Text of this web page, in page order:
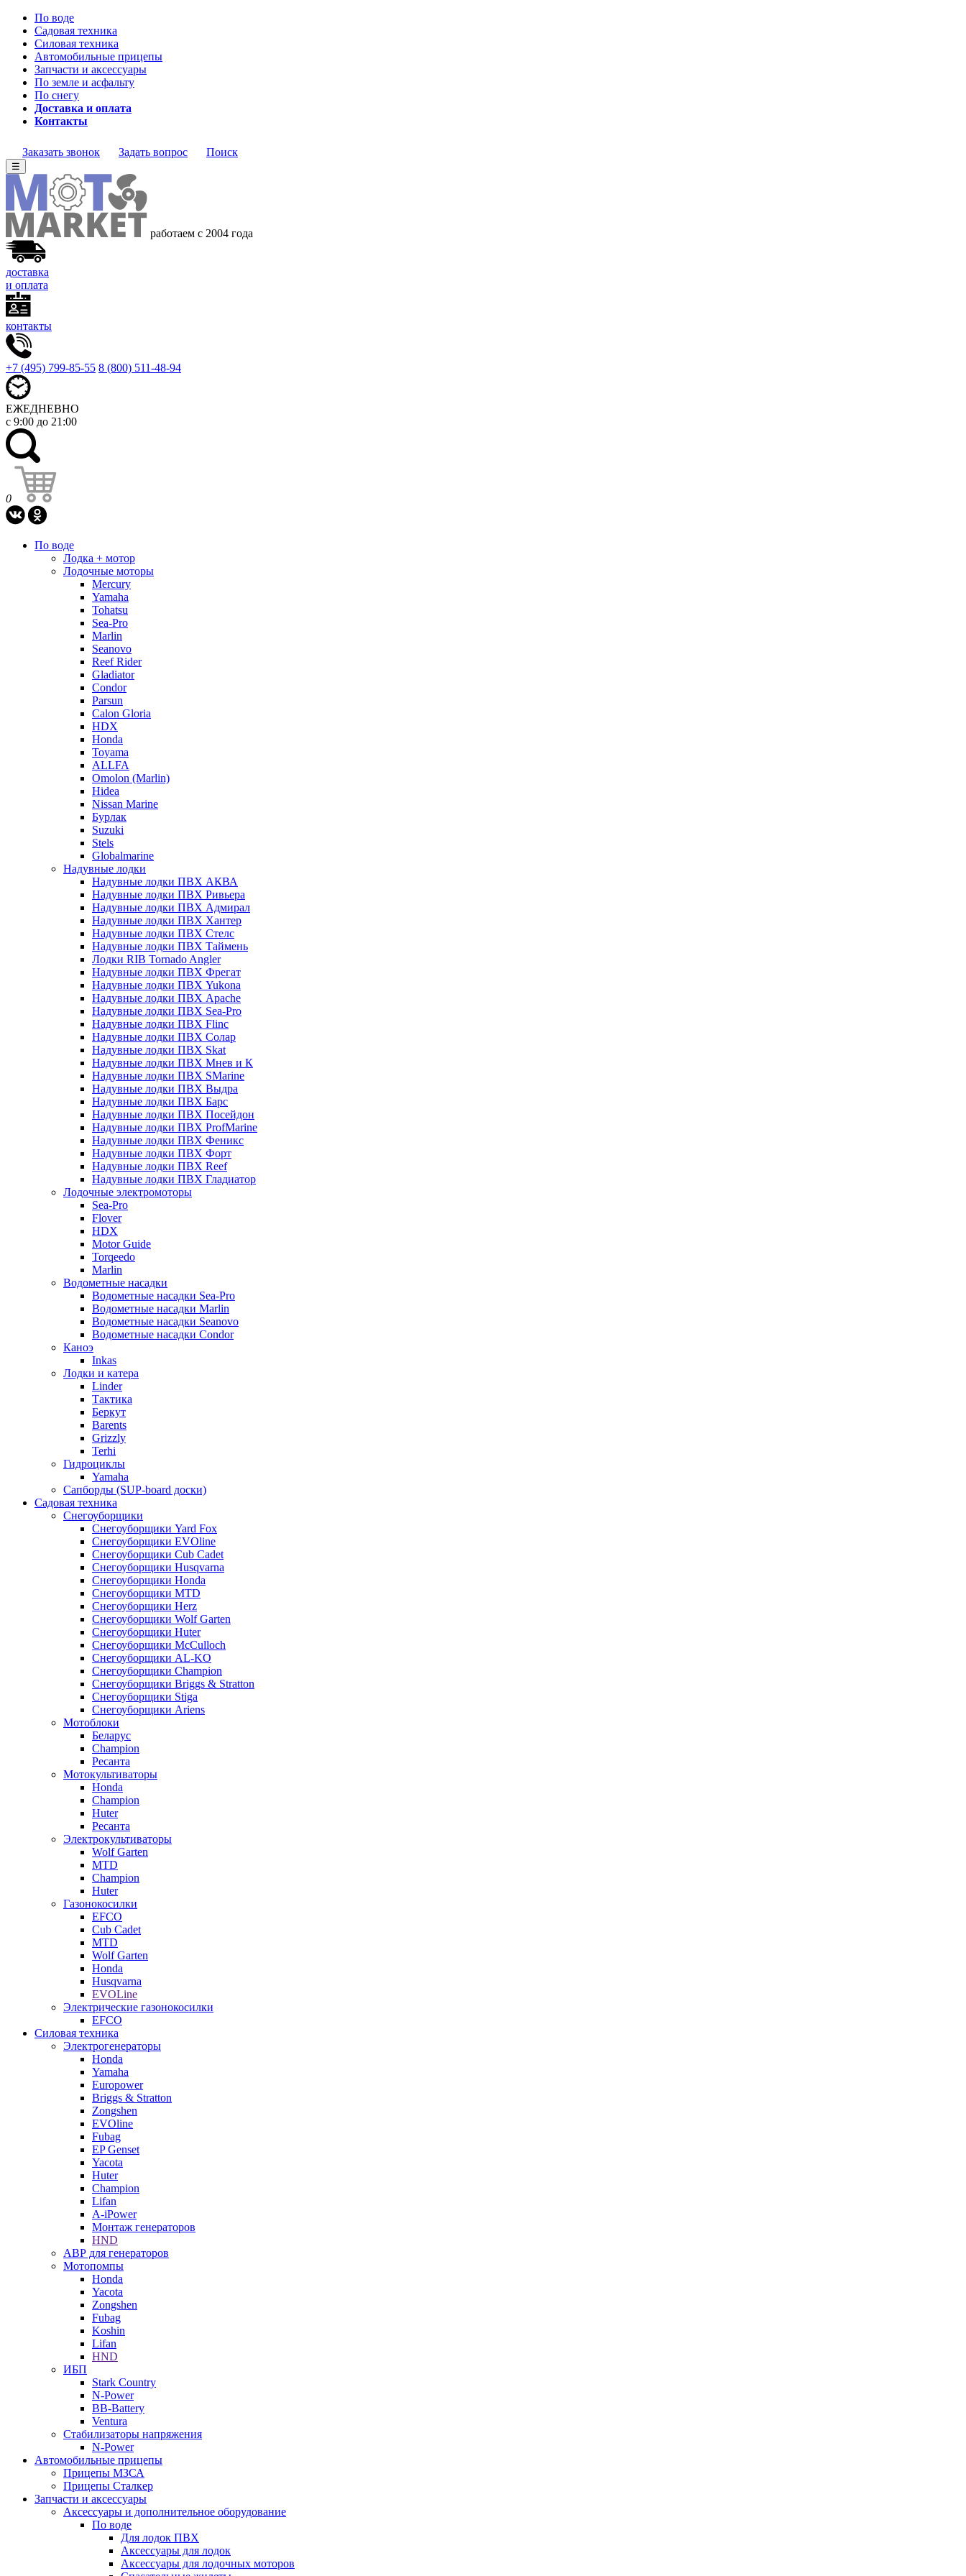
По воде
Садовая техника
Силовая техника
Автомобильные прицепы
Запчасти и аксессуары
По земле и асфальту
По снегу
Доставка и оплата
Контакты
Заказать звонок Задать вопрос Поиск
☰
работаем с 2004 года
доставка
и оплата
контакты
+7 (495) 799-85-55 8 (800) 511-48-94
ЕЖЕДНЕВНО
с 9:00 до 21:00
0
По воде
Лодка + мотор
Лодочные моторы
Mercury
Yamaha
Tohatsu
Sea-Pro
Marlin
Seanovo
Reef Rider
Gladiator
Condor
Parsun
Calon Gloria
HDX
Honda
Toyama
ALLFA
Omolon (Marlin)
Hidea
Nissan Marine
Бурлак
Suzuki
Stels
Globalmarine
Надувные лодки
Надувные лодки ПВХ АКВА
Надувные лодки ПВХ Ривьера
Надувные лодки ПВХ Адмирал
Надувные лодки ПВХ Хантер
Надувные лодки ПВХ Стелс
Надувные лодки ПВХ Таймень
Лодки RIB Tornado Angler
Надувные лодки ПВХ Фрегат
Надувные лодки ПВХ Yukona
Надувные лодки ПВХ Apache
Надувные лодки ПВХ Sea-Pro
Надувные лодки ПВХ Flinc
Надувные лодки ПВХ Солар
Надувные лодки ПВХ Skat
Надувные лодки ПВХ Мнев и К
Надувные лодки ПВХ SMarine
Надувные лодки ПВХ Выдра
Надувные лодки ПВХ Барс
Надувные лодки ПВХ Посейдон
Надувные лодки ПВХ ProfMarine
Надувные лодки ПВХ Феникс
Надувные лодки ПВХ Форт
Надувные лодки ПВХ Reef
Надувные лодки ПВХ Гладиатор
Лодочные электромоторы
Sea-Pro
Flover
HDX
Motor Guide
Torqeedo
Marlin
Водометные насадки
Водометные насадки Sea-Pro
Водометные насадки Marlin
Водометные насадки Seanovo
Водометные насадки Condor
Каноэ
Inkas
Лодки и катера
Linder
Тактика
Беркут
Barents
Grizzly
Terhi
Гидроциклы
Yamaha
Сапборды (SUP-board доски)
Садовая техника
Снегоуборщики
Снегоуборщики Yard Fox
Снегоуборщики EVOline
Снегоуборщики Cub Cadet
Снегоуборщики Husqvarna
Снегоуборщики Honda
Снегоуборщики MTD
Снегоуборщики Herz
Снегоуборщики Wolf Garten
Снегоуборщики Huter
Снегоуборщики McCulloch
Снегоуборщики AL-KO
Снегоуборщики Champion
Снегоуборщики Briggs & Stratton
Снегоуборщики Stiga
Снегоуборщики Ariens
Мотоблоки
Беларус
Champion
Ресанта
Мотокультиваторы
Honda
Champion
Huter
Ресанта
Электрокультиваторы
Wolf Garten
MTD
Champion
Huter
Газонокосилки
EFCO
Cub Cadet
MTD
Wolf Garten
Honda
Husqvarna
EVOLine
Электрические газонокосилки
EFCO
Силовая техника
Электрогенераторы
Honda
Yamaha
Europower
Briggs & Stratton
Zongshen
EVOline
Fubag
EP Genset
Yacota
Huter
Champion
Lifan
A-iPower
Монтаж генераторов
HND
АВР для генераторов
Мотопомпы
Honda
Yacota
Zongshen
Fubag
Koshin
Lifan
HND
ИБП
Stark Country
N-Power
BB-Battery
Ventura
Стабилизаторы напряжения
N-Power
Автомобильные прицепы
Прицепы МЗСА
Прицепы Сталкер
Запчасти и аксессуары
Аксессуары и дополнительное оборудование
По воде
Для лодок ПВХ
Аксессуары для лодок
Аксессуары для лодочных моторов